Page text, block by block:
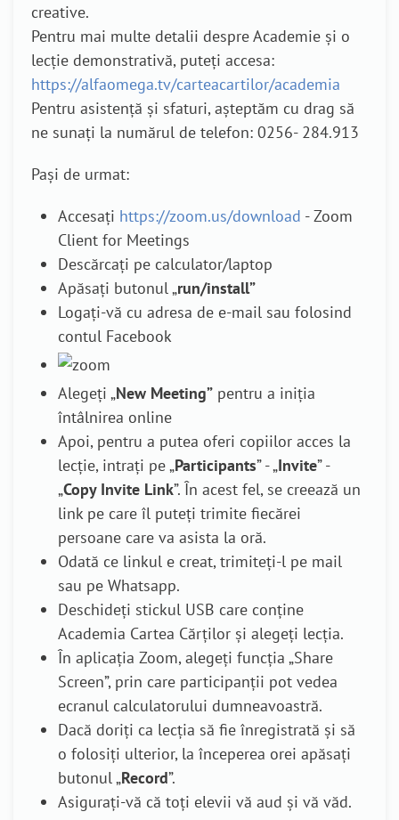
creative.
Pentru mai multe detalii despre Academie și o
lecție demonstrativă, puteți accesa:
https://alfaomega.tv/carteacartilor/academia
Pentru asistență și sfaturi, așteptăm cu drag să
ne sunați la numărul de telefon: 0256- 284.913
Pași de urmat:
Accesați https://zoom.us/download - Zoom
Client for Meetings
Descărcați pe calculator/laptop
Apăsați butonul „run/install”
Logați-vă cu adresa de e-mail sau folosind
contul Facebook
Alegeți „New Meeting” pentru a iniția
întâlnirea online
Apoi, pentru a putea oferi copiilor acces la
lecție, intrați pe „Participants” - „Invite” -
„Copy Invite Link”. În acest fel, se creează un
link pe care îl puteți trimite fiecărei
persoane care va asista la oră.
Odată ce linkul e creat, trimiteți-l pe mail
sau pe Whatsapp.
Deschideți stickul USB care conține
Academia Cartea Cărților și alegeți lecția.
În aplicația Zoom, alegeți funcția „Share
Screen”, prin care participanții pot vedea
ecranul calculatorului dumneavoastră.
Dacă doriți ca lecția să fie înregistrată și să
o folosiți ulterior, la începerea orei apăsați
butonul „Record”.
Asigurați-vă că toți elevii vă aud și vă văd.